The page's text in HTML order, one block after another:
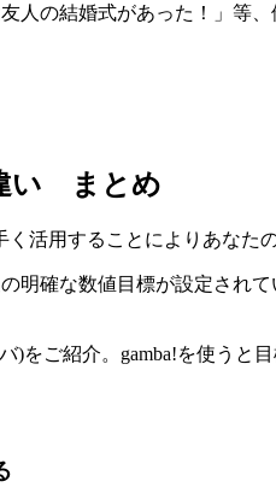
人の結婚式があった！」等
い まとめ
活用することによりあなた
明確な数値目標が設定され
)をご紹介。gamba!を使うと